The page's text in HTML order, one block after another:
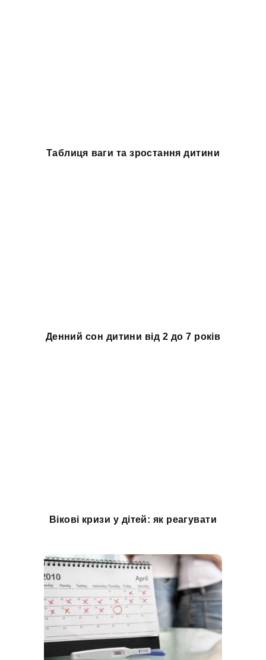
Таблиця ваги та зростання дитини
Денний сон дитини від 2 до 7 років
Вікові кризи у дітей: як реагувати